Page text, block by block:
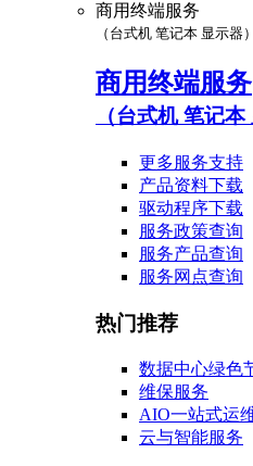
商用终端服务
（台式机 笔记本 显示器）
商用终端服务
（台式机 笔记本
更多服务支持
产品资料下载
驱动程序下载
服务政策查询
服务产品查询
服务网点查询
热门推荐
数据中心绿色
维保服务
AIO一站式运
云与智能服务